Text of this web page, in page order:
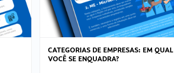
CATEGORIAS DE EMPRESAS: EM QUAL
VOCÊ SE ENQUADRA?